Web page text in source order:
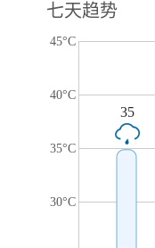
七天趋势
45°C
40°C
35°C
30°C
35